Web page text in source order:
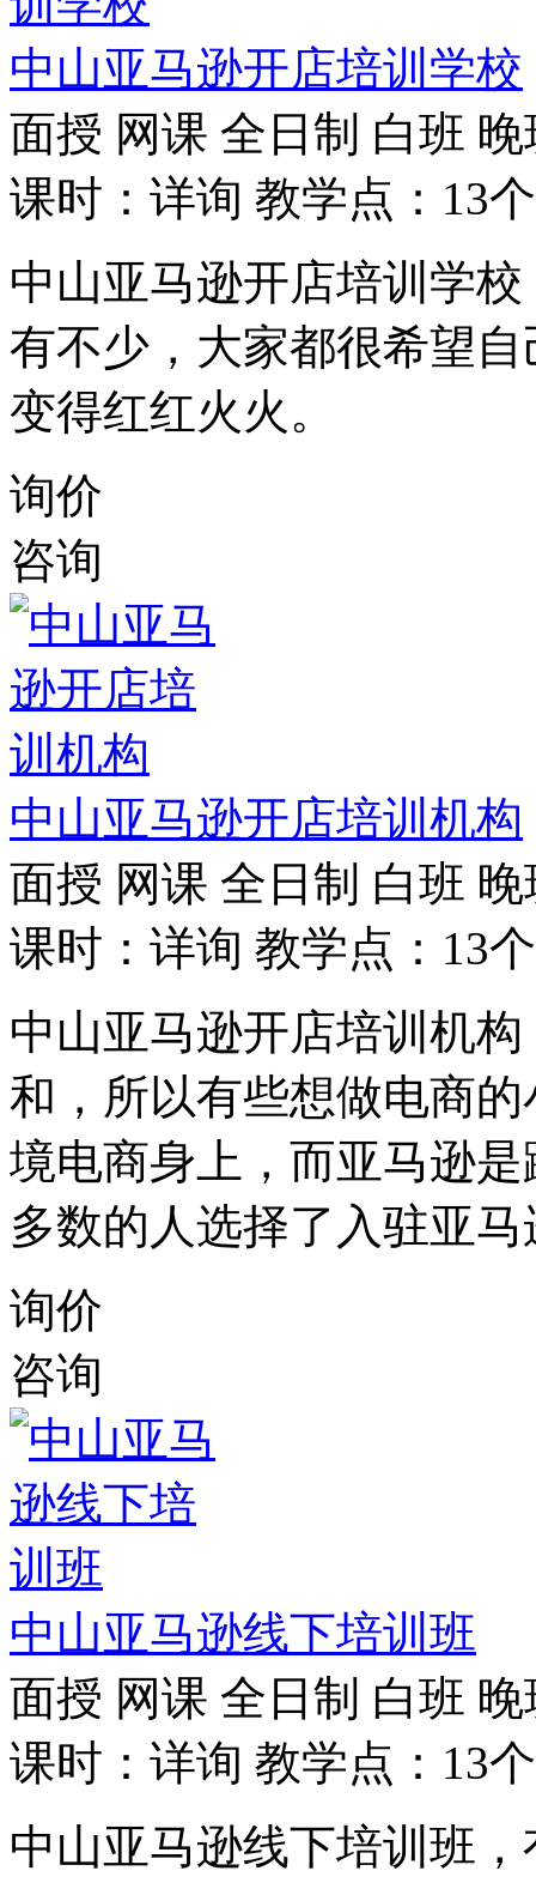
中山亚马逊开店培训学校
面授 网课 全日制 白班 晚
课时：详询 教学点：13个
中山亚马逊开店培训学
有不少，大家都很希望
变得红红火火。
询价
咨询
中山亚马逊开店培训机构
面授 网课 全日制 白班 晚
课时：详询 教学点：13个
中山亚马逊开店培训机
和，所以有些想做电商
境电商身上，而亚马逊
多数的人选择了入驻亚马
询价
咨询
中山亚马逊线下培训班
面授 网课 全日制 白班 晚
课时：详询 教学点：13个
中山亚马逊线下培训班